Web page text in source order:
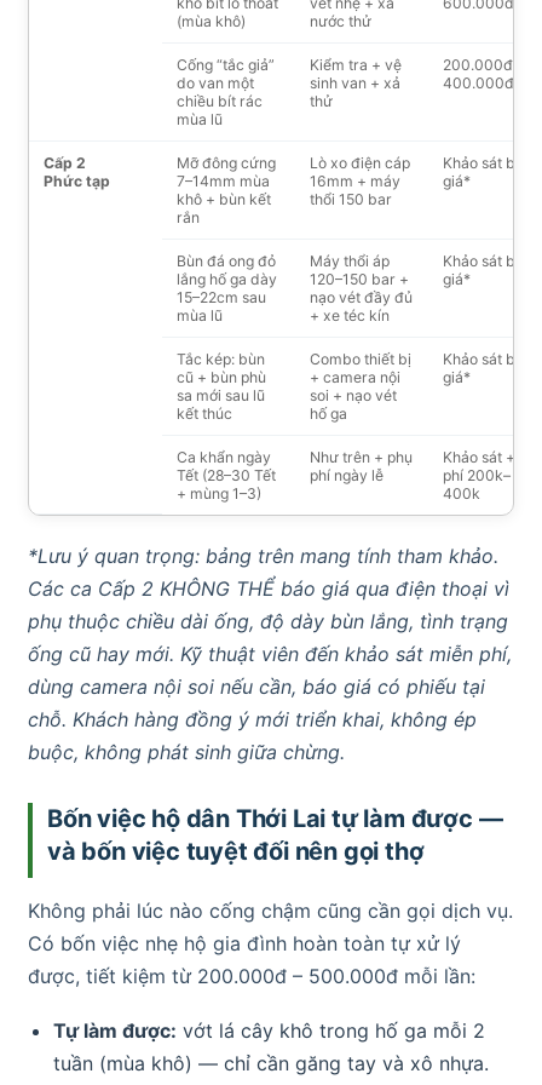
(mùa khô)
nước thử
Cống “tắc giả”
do van một
chiều bít rác
mùa lũ
Kiểm tra + vệ
sinh van + xả
thử
200.000đ –
400.000đ
Cấp 2
Phức tạp
Mỡ đông cứng
7–14mm mùa
khô + bùn kết
rắn
Lò xo điện cáp
16mm + máy
thổi 150 bar
Khảo sát báo
giá*
Bùn đá ong đỏ
lắng hố ga dày
15–22cm sau
mùa lũ
Máy thổi áp
120–150 bar +
nạo vét đầy đủ
+ xe téc kín
Khảo sát báo
giá*
Tắc kép: bùn
cũ + bùn phù
sa mới sau lũ
kết thúc
Combo thiết bị
+ camera nội
soi + nạo vét
hố ga
Khảo sát báo
giá*
Ca khẩn ngày
Tết (28–30 Tết
+ mùng 1–3)
Như trên + phụ
phí ngày lễ
Khảo sát +
phí 200k–
400k
*Lưu ý quan trọng: bảng trên mang tính tham khảo.
Các ca Cấp 2 KHÔNG THỂ báo giá qua điện thoại vì
phụ thuộc chiều dài ống, độ dày bùn lắng, tình trạng
ống cũ hay mới. Kỹ thuật viên đến khảo sát miễn phí,
dùng camera nội soi nếu cần, báo giá có phiếu tại
chỗ. Khách hàng đồng ý mới triển khai, không ép
buộc, không phát sinh giữa chừng.
Bốn việc hộ dân Thới Lai tự làm được —
và bốn việc tuyệt đối nên gọi thợ
Không phải lúc nào cống chậm cũng cần gọi dịch vụ.
Có bốn việc nhẹ hộ gia đình hoàn toàn tự xử lý
được, tiết kiệm từ 200.000đ – 500.000đ mỗi lần:
Tự làm được: vớt lá cây khô trong hố ga mỗi 2
tuần (mùa khô) — chỉ cần găng tay và xô nhựa.